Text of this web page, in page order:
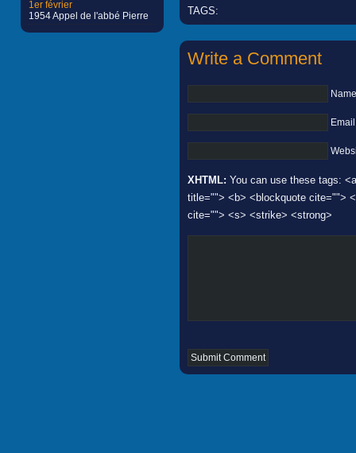
1er février
1954 Appel de l'abbé Pierre
TAGS:
Write a Comment
XHTML: You can use these tags:
title=""> <b> <blockquote cite="">
cite=""> <s> <strike> <strong>